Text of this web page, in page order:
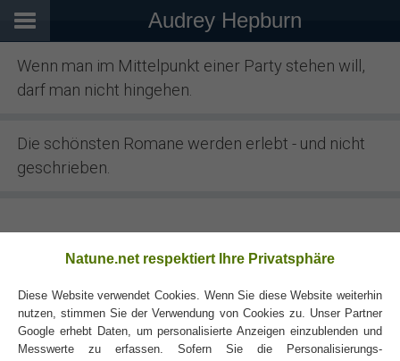
Audrey Hepburn
Wenn man im Mittelpunkt einer Party stehen will,
darf man nicht hingehen.
Die schönsten Romane werden erlebt - und nicht
geschrieben.
Natune.net respektiert Ihre Privatsphäre
Diese Website verwendet Cookies. Wenn Sie diese Website weiterhin
nutzen, stimmen Sie der Verwendung von Cookies zu. Unser Partner
Google erhebt Daten, um personalisierte Anzeigen einzublenden und
Messwerte zu erfassen. Sofern Sie die Personalisierungs-